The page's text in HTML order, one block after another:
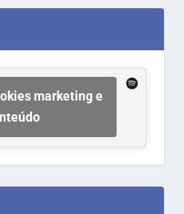
marketing e